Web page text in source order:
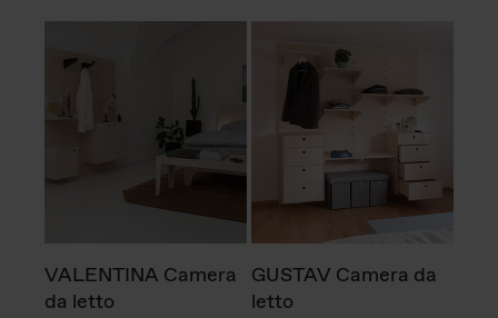
VALENTINA Camera
da letto
GUSTAV Camera da
letto